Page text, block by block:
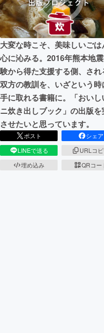
映像・映画
ビジネス・起業
まちづくり・地域
CAMPFIRE for Social
CAMPFIREふるさと
大変な時こそ、美味しいごは
心に沁みる。2016年熊本地
験から得た支援する側、され
双方の教訓を、いざという時
手に取れる書籍に。「おいし
ニ炊き出しブック」の出版を
させたいと思っています。
ポスト
シェア
LINEで送る
URLコ
埋め込み
QRコー